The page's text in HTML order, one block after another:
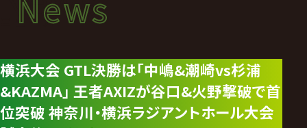
ス
|
プ
ニュース
横浜大会 GTL決勝は｢中嶋&潮崎vs杉浦
&KAZMA｣ 王者AXIZが谷口&火野撃破で首
位突破 神奈川・横浜ラジアントホール大会